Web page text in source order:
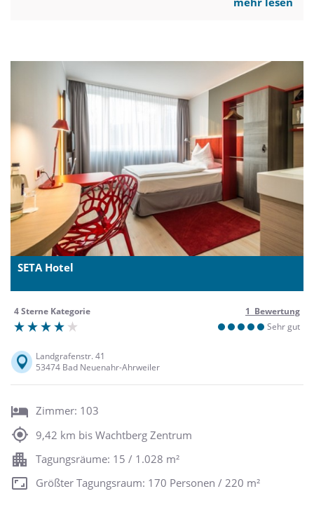
SETA Hotel
4 Sterne Kategorie
1 Bewertung
Sehr gut
Landgrafenstr. 41
53474 Bad Neuenahr-Ahrweiler
Zimmer: 103
9,42 km bis Wachtberg Zentrum
Tagungsräume: 15 / 1.028 m²
Größter Tagungsraum: 170 Personen / 220 m²